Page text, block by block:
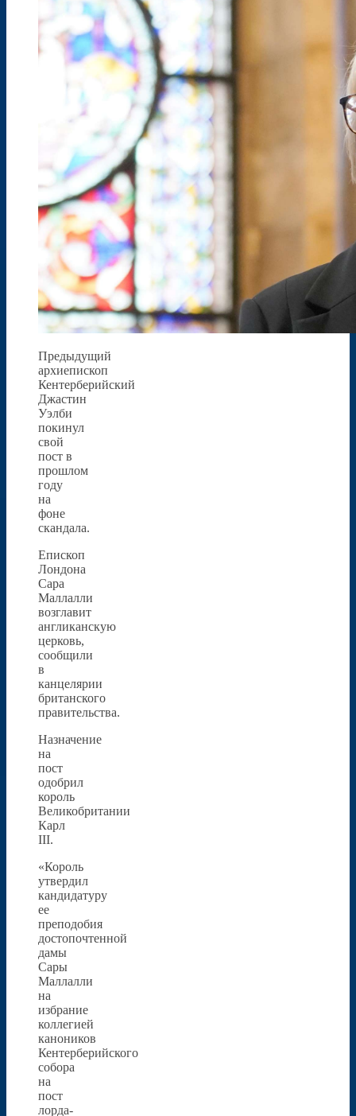
Предыдущий
архиепископ
Кентерберийский
Джастин
Уэлби
покинул
свой
пост в
прошлом
году
на
фоне
скандала.
Епископ
Лондона
Сара
Маллалли
возглавит
англиканскую
церковь,
сообщили
в
канцелярии
британского
правительства.
Назначение
на
пост
одобрил
король
Великобритании
Карл
III.
«Король
утвердил
кандидатуру
ее
преподобия
достопочтенной
дамы
Сары
Маллалли
на
избрание
коллегией
каноников
Кентерберийского
собора
на
пост
лорда-